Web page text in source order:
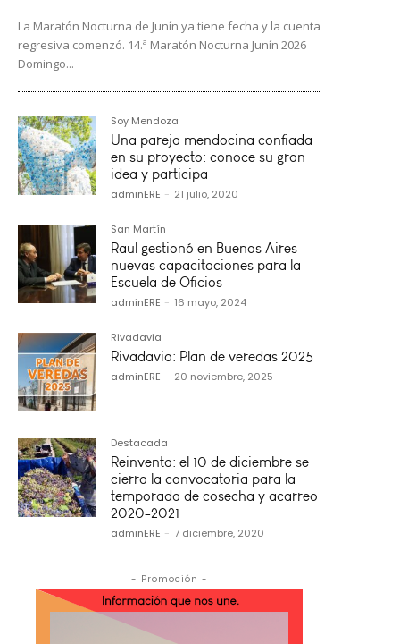
La Maratón Nocturna de Junín ya tiene fecha y la cuenta
regresiva comenzó. 14.ª Maratón Nocturna Junín 2026
Domingo...
Soy Mendoza
Una pareja mendocina confiada
en su proyecto: conoce su gran
idea y participa
adminERE - 21 julio, 2020
San Martín
Raul gestionó en Buenos Aires
nuevas capacitaciones para la
Escuela de Oficios
adminERE - 16 mayo, 2024
Rivadavia
Rivadavia: Plan de veredas 2025
adminERE - 20 noviembre, 2025
Destacada
Reinventa: el 10 de diciembre se
cierra la convocatoria para la
temporada de cosecha y acarreo
2020-2021
adminERE - 7 diciembre, 2020
- Promoción -